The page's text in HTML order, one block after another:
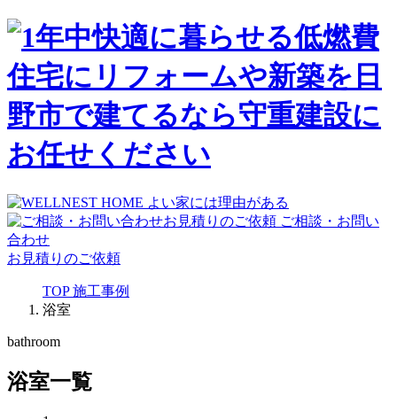
ご相談・お問い
合わせ
お見積りのご依頼
TOP 施工事例
浴室
bathroom
浴室一覧